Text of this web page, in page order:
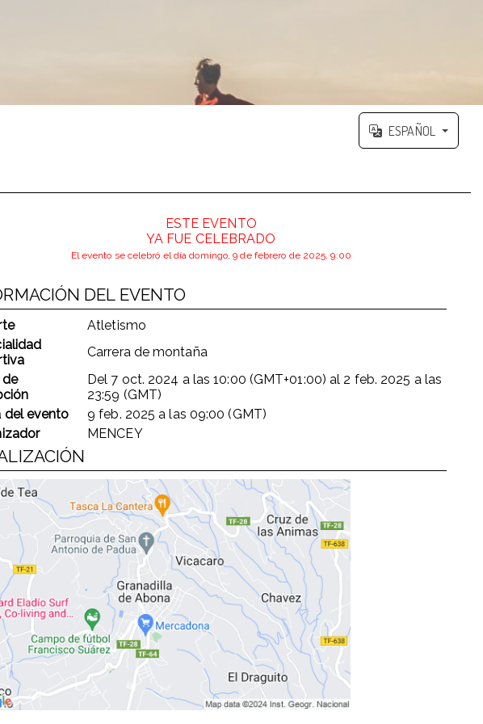
ESPAÑOL
ESTE EVENTO
YA FUE CELEBRADO
El evento se celebró el día domingo, 9 de febrero de 2025, 9:00
DEL EVENTO
Atletismo
Carrera de montaña
de
Del 7 oct. 2024 a las10:00 (GMT+01:00) al 2 feb. 2025 a las
23:59 (GMT)
del evento
9 feb. 2025 a las 09:00 (GMT)
MENCEY